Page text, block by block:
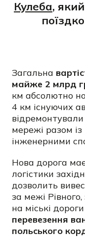
Кулеба,
Загальна
майже 2 млрд
км абсолютно
4 км існуючих
мережі разом
інженерними
Нова дорога
логістики
дозволить
за межі
на міські
перевезення
польського